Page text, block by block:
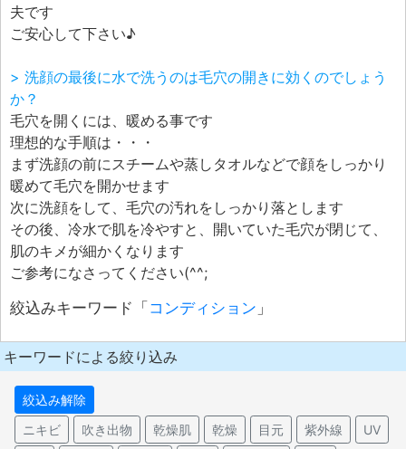
夫です
ご安心して下さい♪
> 洗顔の最後に水で洗うのは毛穴の開きに効くのでしょう
か？
毛穴を開くには、暖める事です
理想的な手順は・・・
まず洗顔の前にスチームや蒸しタオルなどで顔をしっかり
暖めて毛穴を開かせます
次に洗顔をして、毛穴の汚れをしっかり落とします
その後、冷水で肌を冷やすと、開いていた毛穴が閉じて、
肌のキメが細かくなります
ご参考になさってください(^^;
絞込みキーワード「 コンディション 」
キーワードによる絞り込み
絞込み解除
ニキビ
吹き出物 乾燥肌 乾燥 目元 紫外線 UV